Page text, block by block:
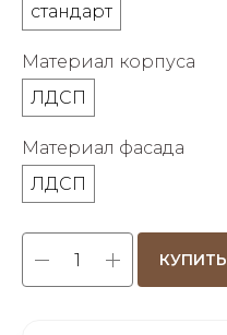
стандарт
Материал корпуса
ЛДСП
Материал фасада
ЛДСП
КУПИТЬ